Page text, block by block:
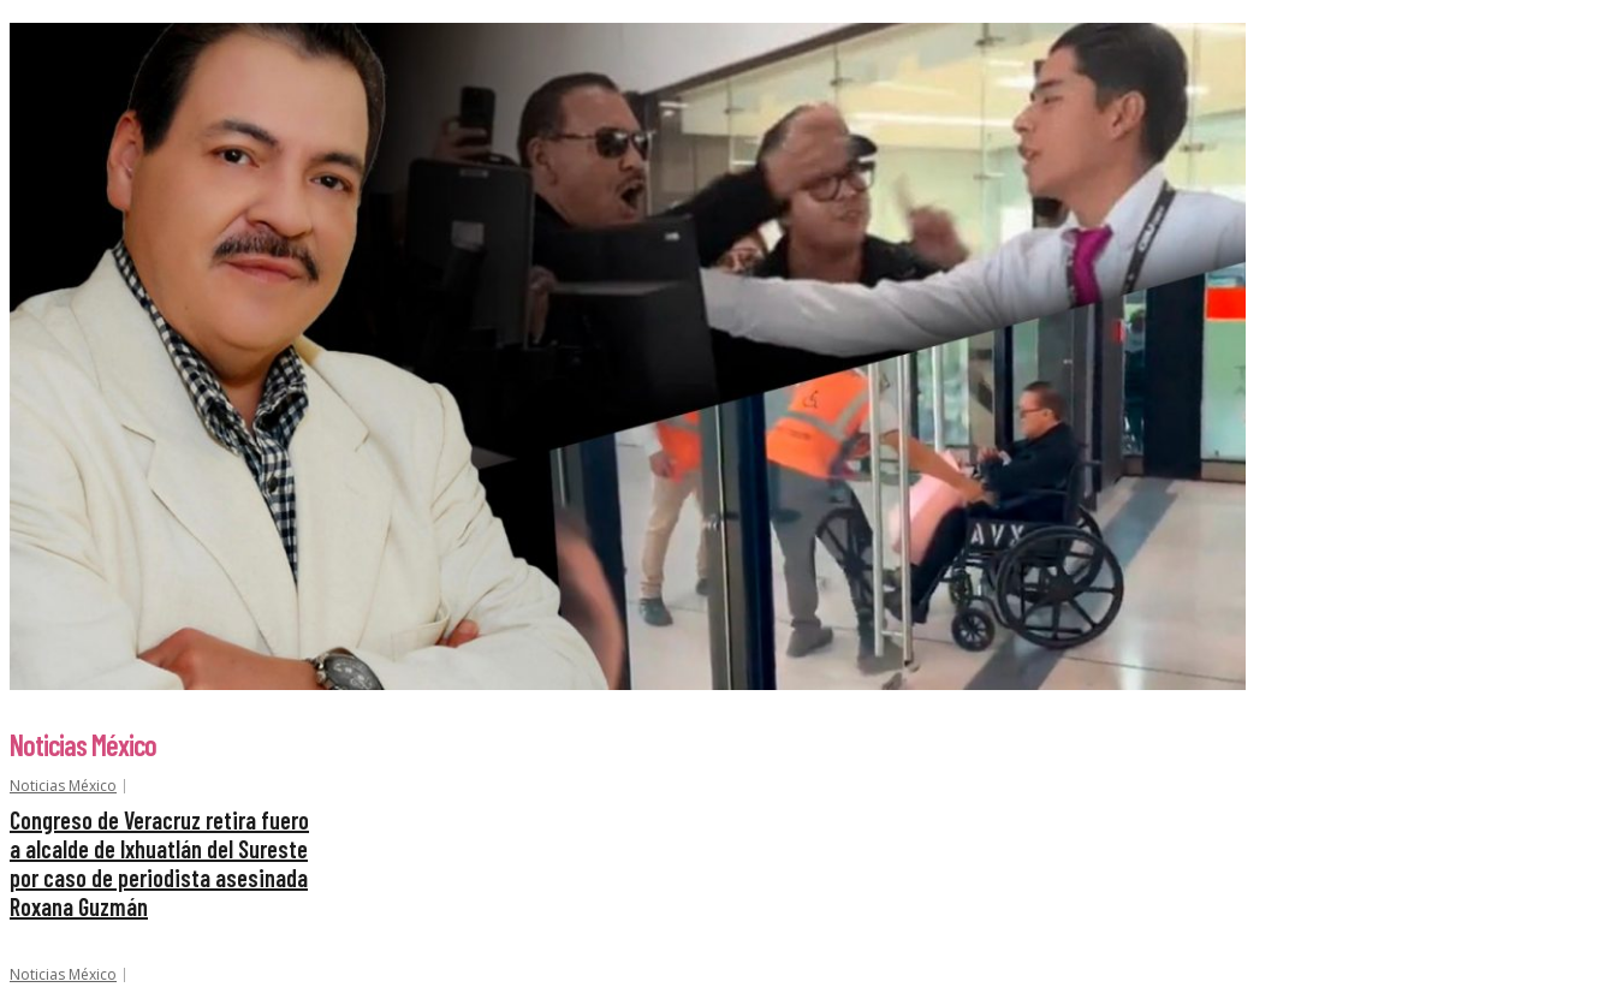
Noticias México
Noticias México
Congreso de Veracruz retira fuero
a alcalde de Ixhuatlán del Sureste
por caso de periodista asesinada
Roxana Guzmán
Noticias México